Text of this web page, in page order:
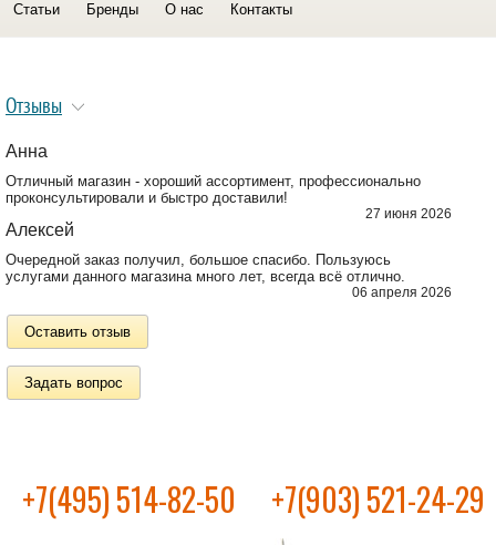
Статьи Бренды О нас Контакты
Отзывы
Анна
Отличный магазин - хороший ассортимент, профессионально
проконсультировали и быстро доставили!
27 июня 2026
Алексей
Очередной заказ получил, большое спасибо. Пользуюсь
услугами данного магазина много лет, всегда всё отлично.
06 апреля 2026
Оставить отзыв
Задать вопрос
+7(495) 514-82-50 +7(903) 521-24-29